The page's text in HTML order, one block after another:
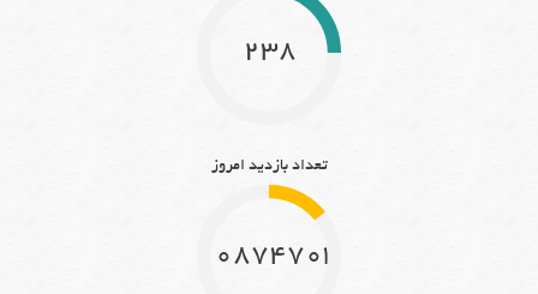
238
تعداد بازدید امروز
10874703